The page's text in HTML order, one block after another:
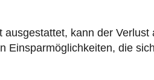
kann der
Einsparmöglichkeiten, die